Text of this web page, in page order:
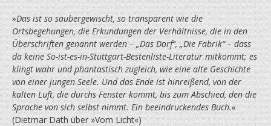
»Das ist so saubergewischt, so transparent wie die
Ortsbegehungen, die Erkundungen der Verhältnisse, die in den
Überschriften genannt werden – „Das Dorf“, „Die Fabrik“ – dass
da keine So-ist-es-in-Stuttgart-Bestenliste-Literatur mitkommt; es
klingt wahr und phantastisch zugleich, wie eine alte Geschichte
von einer jungen Seele. Und das Ende ist hinreißend, von der
kalten Luft, die durchs Fenster kommt, bis zum Abschied, den die
Sprache von sich selbst nimmt. Ein beeindruckendes Buch.«
(Dietmar Dath über »Vom Licht«)